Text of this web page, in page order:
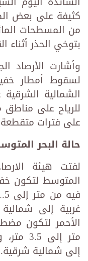
كثيفة على بعض
من المسطحات
بتوخي الحذر أثناء
وأشارت الأرصاد
لسقوط أمطار
الشمالية
للرياح على
على فترات
حالة البحر
لفتت هيئة
المتوسط لتكون
غربية إلى
متر
إلى شمالية شرقية.